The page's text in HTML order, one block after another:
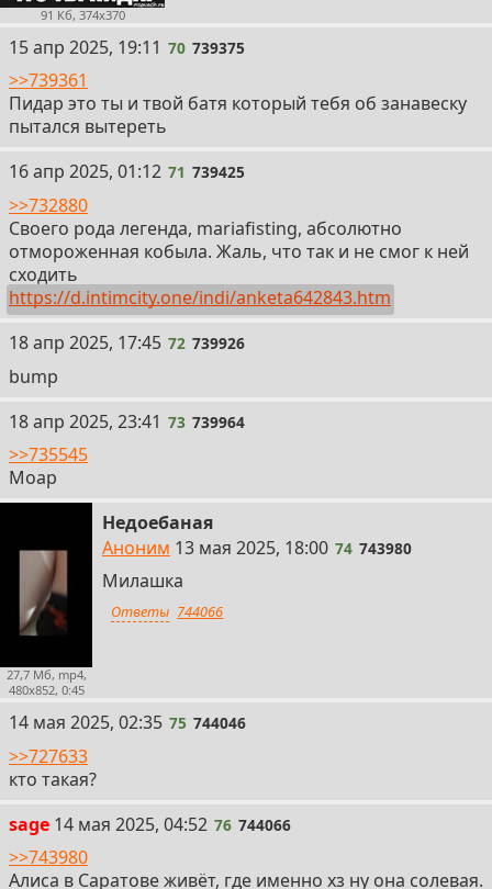
91 Кб, 374x370
70
15 апр 2025, 19:11 70 739375
>>739361
Пидар это ты и твой батя который тебя об занавеску
пытался вытереть
71
16 апр 2025, 01:12 71 739425
>>732880
Своего рода легенда, mariafisting, абсолютно
отмороженная кобыла. Жаль, что так и не смог к ней
сходить
https://d.intimcity.one/indi/anketa642843.htm
72
18 апр 2025, 17:45 72 739926
bump
73
18 апр 2025, 23:41 73 739964
>>735545
Моар
27,7 Мб, mp4,
480x852, 0:45
Недоебаная
Аноним 74
13 мая 2025, 18:00 74 743980
Милашка
Ответы 744066
75
14 мая 2025, 02:35 75 744046
>>727633
кто такая?
sage 76
14 мая 2025, 04:52 76 744066
>>743980
Алиса в Саратове живёт, где именно хз ну она солевая.